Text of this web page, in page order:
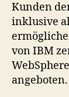
Kunden
inklusive
von IBM
angeboten.